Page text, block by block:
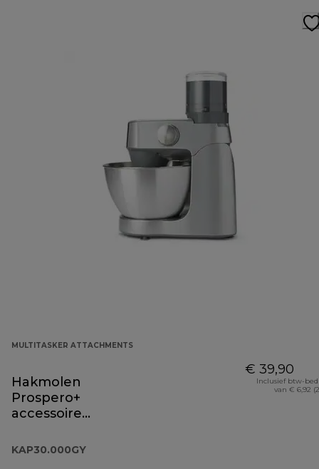
MULTITASKER ATTACHMENTS
Hakmolen
Prospero+
accessoire
KAP30.000GY
€ 39,90
Inclusief btw-
van € 6,92